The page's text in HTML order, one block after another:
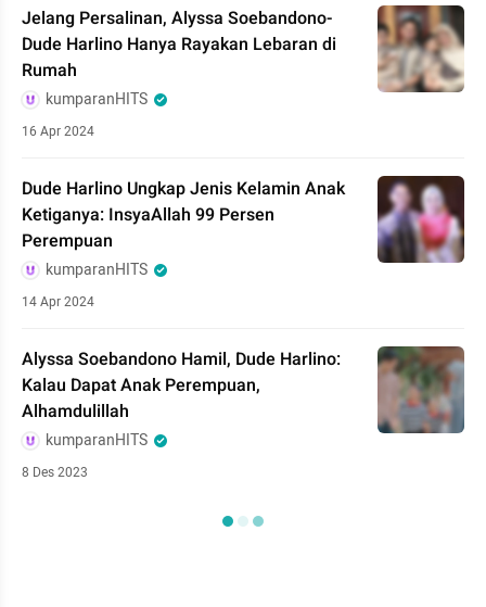
Jelang Persalinan, Alyssa Soebandono-
Dude Harlino Hanya Rayakan Lebaran di
Rumah
kumparanHITS
16 Apr 2024
Dude Harlino Ungkap Jenis Kelamin Anak
Ketiganya: InsyaAllah 99 Persen
Perempuan
kumparanHITS
14 Apr 2024
Alyssa Soebandono Hamil, Dude Harlino:
Kalau Dapat Anak Perempuan,
Alhamdulillah
kumparanHITS
8 Des 2023